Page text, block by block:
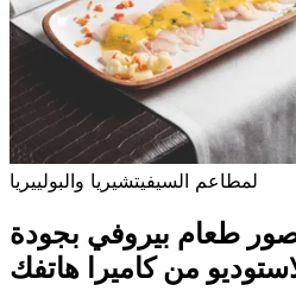
لمطاعم السيفيتشيريا والبولييريا
طعام بيروفي بجودة
من كاميرا هاتفك